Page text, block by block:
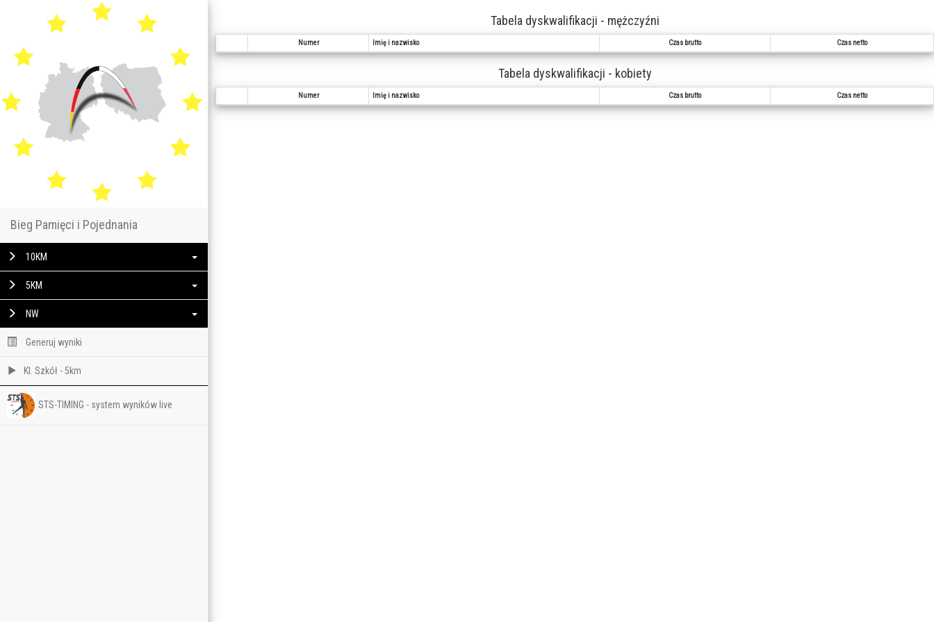
Bieg Pamięci i Pojednania
10KM
5KM
NW
Generuj wyniki
Kl. Szkół - 5km
STS-TIMING - system wyników live
Tabela dyskwalifikacji - mężczyźni
Numer Imię i nazwisko Czas brutto Czas netto
Tabela dyskwalifikacji - kobiety
Numer Imię i nazwisko Czas brutto Czas netto